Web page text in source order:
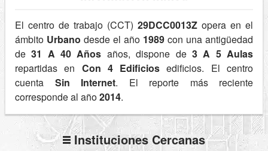
El centro de trabajo (CCT) 29DCC0013Z opera en el
ámbito Urbano desde el año 1989 con una antigüedad
de31 A 40 Años años, dispone de 3 A 5 Aulas
repartidas en Con 4 Edificios edificios. El centro
cuenta Sin Internet. El reporte más reciente
corresponde al año2014.
Instituciones Cercanas